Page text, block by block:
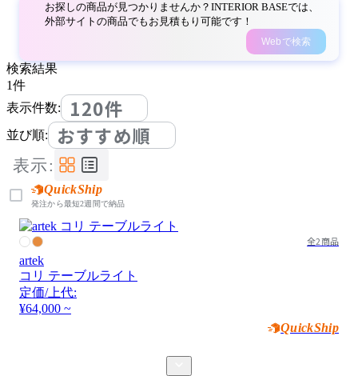
お探しの商品が見つかりませんか？INTERIOR BASEでは、
外部サイトの商品でもお見積もり可能です！
Webで検索
検索結果
1件
表示件数:
120件
並び順: おすすめ順
表示:
QuickShip
発注から最短2週間で納品
全2商品
artek
コリ テーブルライト
定価/上代:
¥64,000 ~
QuickShip